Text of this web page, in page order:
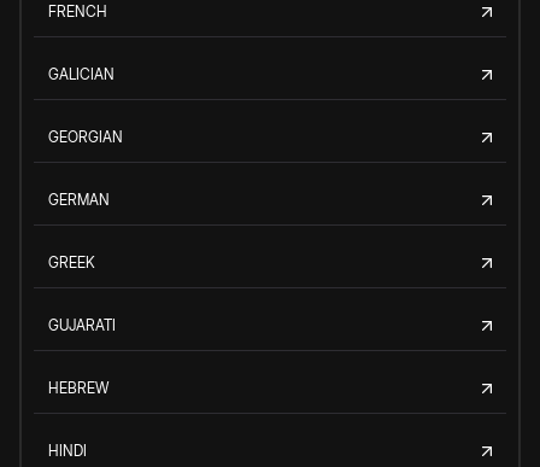
FRENCH
GALICIAN
GEORGIAN
GERMAN
GREEK
GUJARATI
HEBREW
HINDI